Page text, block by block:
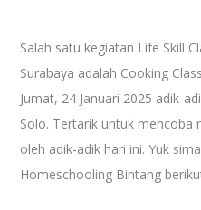
Salah satu kegiatan Life Skill
Surabaya adalah Cooking
Jumat, 24 Januari 2025 adik-
Solo. Tertarik untuk mencoba
oleh adik-adik hari ini. Yuk
Homeschooling Bintang